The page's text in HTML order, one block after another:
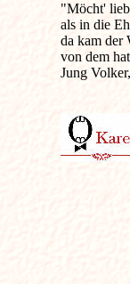
"Möcht'
als in die
da kam der
von dem
Jung